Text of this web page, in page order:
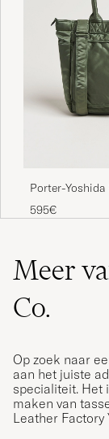
Porter-Yoshida
BagSage Green
595€
Meer
Co.
Op zoek naar
aan het juiste
specialiteit. Het
maken van
Leather Factory